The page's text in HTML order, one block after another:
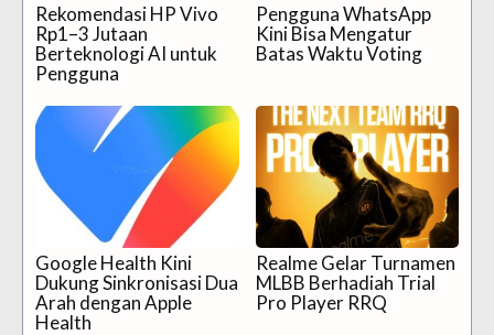
Rekomendasi HP Vivo
Rp1–3 Jutaan
Berteknologi AI untuk
Pengguna
Pengguna WhatsApp
Kini Bisa Mengatur
Batas Waktu Voting
Google Health Kini
Dukung Sinkronisasi Dua
Arah dengan Apple
Health
Realme Gelar Turnamen
MLBB Berhadiah Trial
Pro Player RRQ